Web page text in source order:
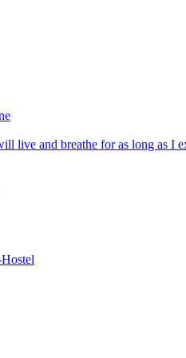
live and breathe for as long as I